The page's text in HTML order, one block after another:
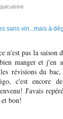
n'est pas la
manger et j'en
révisions du
c'est encore
J'avais
bon!